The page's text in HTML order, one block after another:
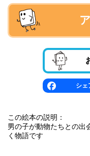
シェ
この絵本の説明：
男の子が動物たちとの出
く物語です